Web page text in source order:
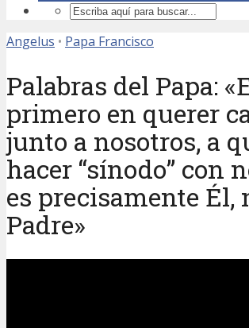
Angelus • Papa Francisco
Palabras del Papa:
primero en querer
junto a nosotros, a
hacer “sínodo” con
es precisamente Él,
Padre»